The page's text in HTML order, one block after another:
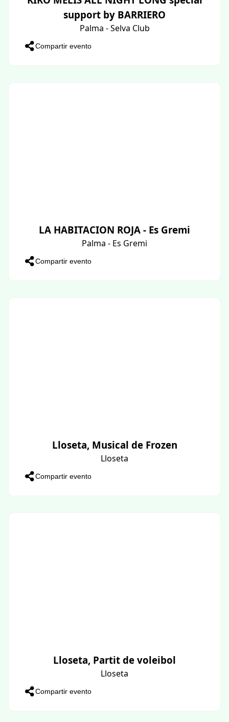
support by BARRIERO
Palma - Selva Club
Compartir evento
LA HABITACION ROJA - Es Gremi
Palma - Es Gremi
Compartir evento
Lloseta, Musical de Frozen
Lloseta
Compartir evento
Lloseta, Partit de voleibol
Lloseta
Compartir evento